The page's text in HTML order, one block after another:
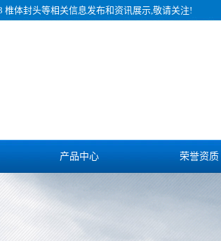
椎体封头等相关信息发布和资讯展示,敬请关注!
产品中心 荣誉资质